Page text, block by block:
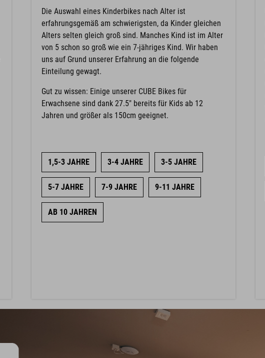
Die Auswahl eines Kinderbikes nach Alter ist
erfahrungsgemäß am schwierigsten, da Kinder gleichen
Alters selten gleich groß sind. Manches Kind ist im Alter
von 5 schon so groß wie ein 7-jähriges Kind. Wir haben
uns auf Grund unserer Erfahrung an die folgende
Einteilung gewagt.
Gut zu wissen: Einige unserer CUBE Bikes für
Erwachsene sind dank 27.5" bereits für Kids ab 12
Jahren und größer als 150cm geeignet.
1,5-3 JAHRE 3-4 JAHRE 3-5 JAHRE
5-7 JAHRE 7-9 JAHRE 9-11 JAHRE
AB 10 JAHREN